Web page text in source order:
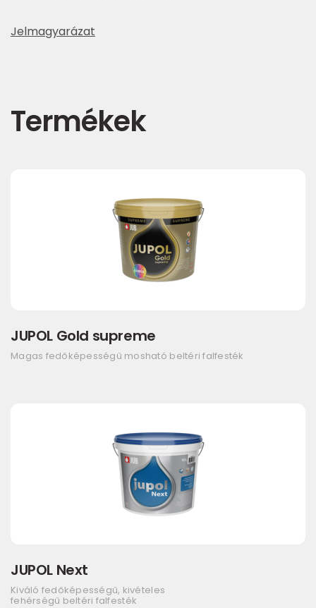
Jelmagyarázat
Termékek
JUPOL Gold supreme
Magas fedőképességű mosható beltéri falfesték
JUPOL Next
Kiváló fedőképességű, kivételes
fehérségű beltéri falfesték